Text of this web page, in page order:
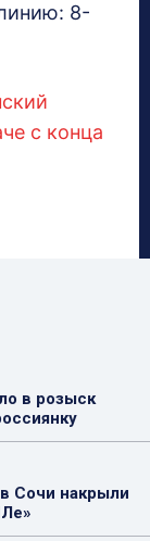
8-
с конца
в розыск
Сочи накрыли